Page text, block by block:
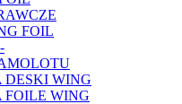
FOIL
-
DESKI WING
FOILE WING